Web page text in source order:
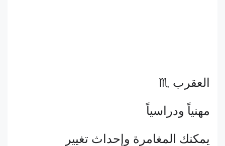
العقرب ♏
مهنياً ودراسياً
يمكنك المغامرة وإحداث تغيير